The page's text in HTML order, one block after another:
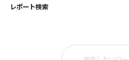
レポート検索